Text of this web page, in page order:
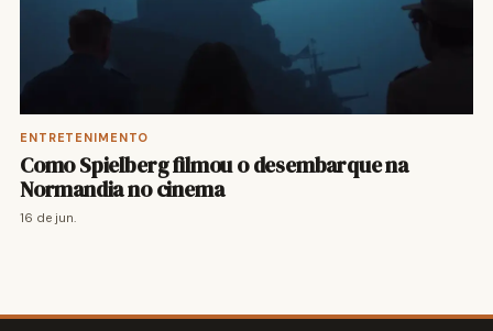
ENTRETENIMENTO
Como Spielberg filmou o desembarque na
Normandia no cinema
16 de jun.